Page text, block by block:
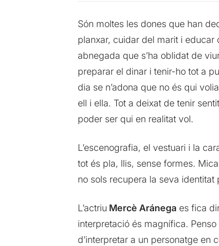
Són moltes les dones que han
planxar, cuidar del marit i educar
abnegada que s’ha oblidat de
preparar el dinar i tenir-ho tot a
dia se n’adona que no és qui
ell i ella. Tot a deixat de tenir
poder ser qui en realitat vol.
L’escenografia, el vestuari i la
tot és pla, llis, sense formes.
no sols recupera la seva
L’actriu Mercè Aránega es fica
interpretació és magnífica.
d’interpretar a un personatge en